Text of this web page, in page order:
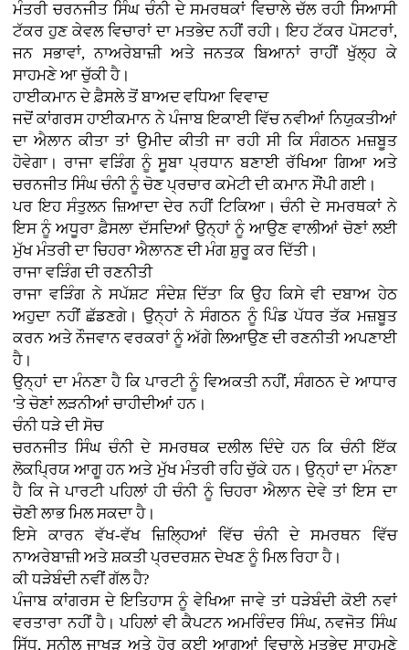
ਮੰਤਰੀ ਚਰਨਜੀਤ ਸਿੰਘ ਚੰਨੀ ਦੇ ਸਮਰਥਕਾਂ ਵਿਚਾਲੇ ਚੱਲ ਰਹੀ ਸਿਆਸੀ
ਟੱਕਰ ਹੁਣ ਕੇਵਲ ਵਿਚਾਰਾਂ ਦਾ ਮਤਭੇਦ ਨਹੀਂ ਰਹੀ। ਇਹ ਟੱਕਰ ਪੋਸਟਰਾਂ,
ਜਨ ਸਭਾਵਾਂ, ਨਾਅਰੇਬਾਜ਼ੀ ਅਤੇ ਜਨਤਕ ਬਿਆਨਾਂ ਰਾਹੀਂ ਖੁੱਲ੍ਹ ਕੇ
ਸਾਹਮਣੇ ਆ ਚੁੱਕੀ ਹੈ।
ਹਾਈਕਮਾਨ ਦੇ ਫ਼ੈਸਲੇ ਤੋਂ ਬਾਅਦ ਵਧਿਆ ਵਿਵਾਦ
ਜਦੋਂ ਕਾਂਗਰਸ ਹਾਈਕਮਾਨ ਨੇ ਪੰਜਾਬ ਇਕਾਈ ਵਿੱਚ ਨਵੀਆਂ ਨਿਯੁਕਤੀਆਂ
ਦਾ ਐਲਾਨ ਕੀਤਾ ਤਾਂ ਉਮੀਦ ਕੀਤੀ ਜਾ ਰਹੀ ਸੀ ਕਿ ਸੰਗਠਨ ਮਜ਼ਬੂਤ
ਹੋਵੇਗਾ। ਰਾਜਾ ਵੜਿੰਗ ਨੂੰ ਸੂਬਾ ਪ੍ਰਧਾਨ ਬਣਾਈ ਰੱਖਿਆ ਗਿਆ ਅਤੇ
ਚਰਨਜੀਤ ਸਿੰਘ ਚੰਨੀ ਨੂੰ ਚੋਣ ਪ੍ਰਚਾਰ ਕਮੇਟੀ ਦੀ ਕਮਾਨ ਸੌਂਪੀ ਗਈ।
ਪਰ ਇਹ ਸੰਤੁਲਨ ਜ਼ਿਆਦਾ ਦੇਰ ਨਹੀਂ ਟਿਕਿਆ। ਚੰਨੀ ਦੇ ਸਮਰਥਕਾਂ ਨੇ
ਇਸ ਨੂੰ ਅਧੂਰਾ ਫ਼ੈਸਲਾ ਦੱਸਦਿਆਂ ਉਨ੍ਹਾਂ ਨੂੰ ਆਉਣ ਵਾਲੀਆਂ ਚੋਣਾਂ ਲਈ
ਮੁੱਖ ਮੰਤਰੀ ਦਾ ਚਿਹਰਾ ਐਲਾਨਣ ਦੀ ਮੰਗ ਸ਼ੁਰੂ ਕਰ ਦਿੱਤੀ।
ਰਾਜਾ ਵੜਿੰਗ ਦੀ ਰਣਨੀਤੀ
ਰਾਜਾ ਵੜਿੰਗ ਨੇ ਸਪੱਸ਼ਟ ਸੰਦੇਸ਼ ਦਿੱਤਾ ਕਿ ਉਹ ਕਿਸੇ ਵੀ ਦਬਾਅ ਹੇਠ
ਅਹੁਦਾ ਨਹੀਂ ਛੱਡਣਗੇ। ਉਨ੍ਹਾਂ ਨੇ ਸੰਗਠਨ ਨੂੰ ਪਿੰਡ ਪੱਧਰ ਤੱਕ ਮਜ਼ਬੂਤ
ਕਰਨ ਅਤੇ ਨੌਜਵਾਨ ਵਰਕਰਾਂ ਨੂੰ ਅੱਗੇ ਲਿਆਉਣ ਦੀ ਰਣਨੀਤੀ ਅਪਣਾਈ
ਹੈ।
ਉਨ੍ਹਾਂ ਦਾ ਮੰਨਣਾ ਹੈ ਕਿ ਪਾਰਟੀ ਨੂੰ ਵਿਅਕਤੀ ਨਹੀਂ, ਸੰਗਠਨ ਦੇ ਆਧਾਰ
'ਤੇ ਚੋਣਾਂ ਲੜਨੀਆਂ ਚਾਹੀਦੀਆਂ ਹਨ।
ਚੰਨੀ ਧੜੇ ਦੀ ਸੋਚ
ਚਰਨਜੀਤ ਸਿੰਘ ਚੰਨੀ ਦੇ ਸਮਰਥਕ ਦਲੀਲ ਦਿੰਦੇ ਹਨ ਕਿ ਚੰਨੀ ਇੱਕ
ਲੋਕਪ੍ਰਿਯ ਆਗੂ ਹਨ ਅਤੇ ਮੁੱਖ ਮੰਤਰੀ ਰਹਿ ਚੁੱਕੇ ਹਨ। ਉਨ੍ਹਾਂ ਦਾ ਮੰਨਣਾ
ਹੈ ਕਿ ਜੇ ਪਾਰਟੀ ਪਹਿਲਾਂ ਹੀ ਚੰਨੀ ਨੂੰ ਚਿਹਰਾ ਐਲਾਨ ਦੇਵੇ ਤਾਂ ਇਸ ਦਾ
ਚੋਣੀ ਲਾਭ ਮਿਲ ਸਕਦਾ ਹੈ।
ਇਸੇ ਕਾਰਨ ਵੱਖ-ਵੱਖ ਜ਼ਿਲ੍ਹਿਆਂ ਵਿੱਚ ਚੰਨੀ ਦੇ ਸਮਰਥਨ ਵਿੱਚ
ਨਾਅਰੇਬਾਜ਼ੀ ਅਤੇ ਸ਼ਕਤੀ ਪ੍ਰਦਰਸ਼ਨ ਦੇਖਣ ਨੂੰ ਮਿਲ ਰਿਹਾ ਹੈ।
ਕੀ ਧੜੇਬੰਦੀ ਨਵੀਂ ਗੱਲ ਹੈ?
ਪੰਜਾਬ ਕਾਂਗਰਸ ਦੇ ਇਤਿਹਾਸ ਨੂੰ ਵੇਖਿਆ ਜਾਵੇ ਤਾਂ ਧੜੇਬੰਦੀ ਕੋਈ ਨਵਾਂ
ਵਰਤਾਰਾ ਨਹੀਂ ਹੈ। ਪਹਿਲਾਂ ਵੀ ਕੈਪਟਨ ਅਮਰਿੰਦਰ ਸਿੰਘ, ਨਵਜੋਤ ਸਿੰਘ
ਸਿੱਧੂ, ਸੁਨੀਲ ਜਾਖੜ ਅਤੇ ਹੋਰ ਕਈ ਆਗੂਆਂ ਵਿਚਾਲੇ ਮਤਭੇਦ ਸਾਹਮਣੇ